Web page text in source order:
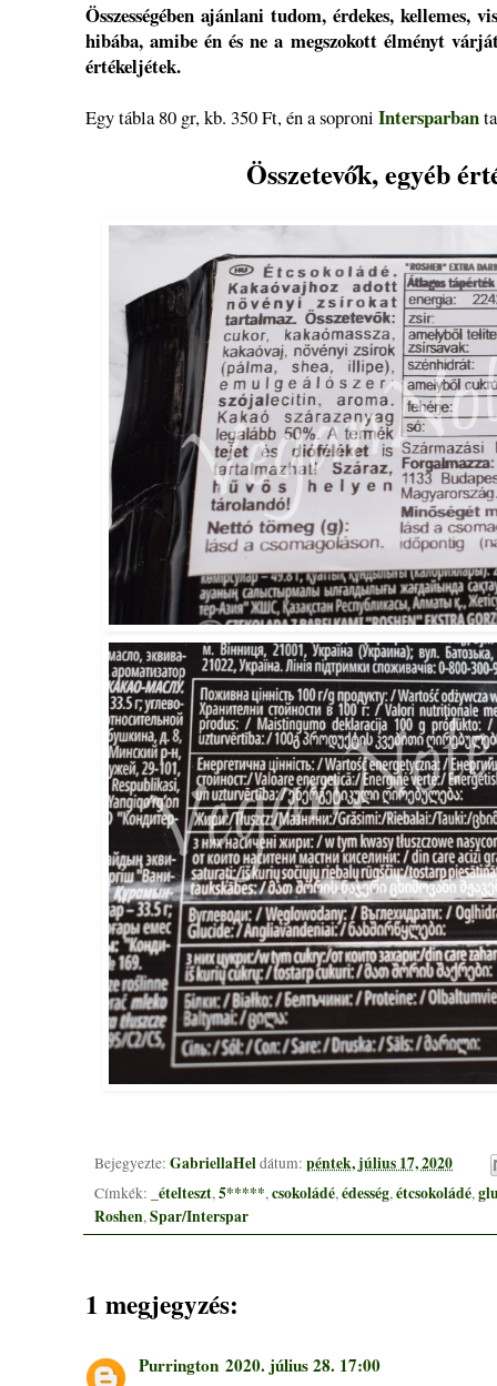
Összességében ajánlani tudom, érdekes, kellemes,
hibába, amibe én és ne a megszokott élményt
értékeljétek.
Egy tábla 80 gr, kb. 350 Ft, én a soproni Intersparban
Összetevők, egyéb
Bejegyezte: GabriellaHeldátum: péntek, július 17, 2020
Címkék: _ételteszt,5*****,csokoládé,édesség,étcsokoládé,
Roshen,Spar/Interspar
1 megjegyzés:
Purrington 2020. július 28. 17:00